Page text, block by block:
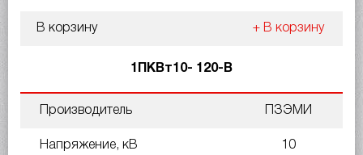
В корзину + В корзину
1ПКВт10- 120-В
Производитель ПЗЭМИ
Напряжение, кВ 10